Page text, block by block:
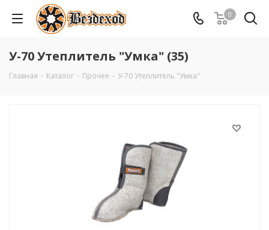
0
У-70 Утеплитель "Умка" (35)
Главная - Каталог - Прочее - У-70 Утеплитель "Умка"